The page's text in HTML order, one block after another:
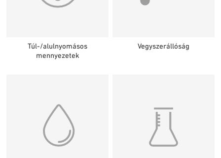
Túl-/alulnyomásos
mennyezetek
Vegyszerállóság